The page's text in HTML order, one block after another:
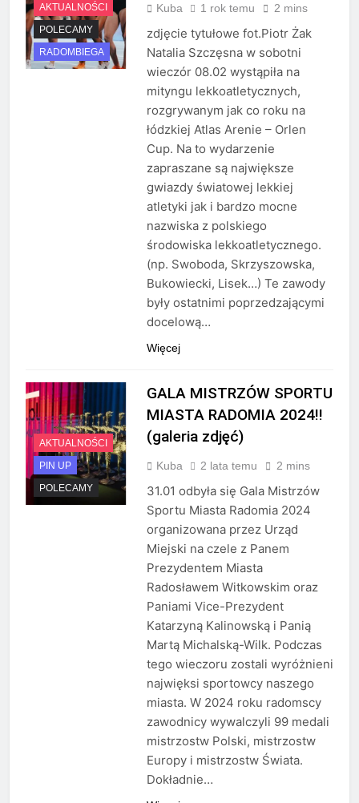
AKTUALNOŚCI
POLECAMY
RADOMBIEGA
Kuba 1 rok temu 2 mins
zdjęcie tytułowe fot.Piotr Żak
Natalia Szczęsna w sobotni
wieczór 08.02 wystąpiła na
mityngu lekkoatletycznych,
rozgrywanym jak co roku na
łódzkiej Atlas Arenie – Orlen
Cup. Na to wydarzenie
zapraszane są największe
gwiazdy światowej lekkiej
atletyki jak i bardzo mocne
nazwiska z polskiego
środowiska lekkoatletycznego.
(np. Swoboda, Skrzyszowska,
Bukowiecki, Lisek…) Te zawody
były ostatnimi poprzedzającymi
docelową…
Więcej
AKTUALNOŚCI
PIN UP
POLECAMY
GALA MISTRZÓW SPORTU
MIASTA RADOMIA 2024!!
(galeria zdjęć)
Kuba 2 lata temu 2 mins
31.01 odbyła się Gala Mistrzów
Sportu Miasta Radomia 2024
organizowana przez Urząd
Miejski na czele z Panem
Prezydentem Miasta
Radosławem Witkowskim oraz
Paniami Vice-Prezydent
Katarzyną Kalinowską i Panią
Martą Michalską-Wilk. Podczas
tego wieczoru zostali wyróżnieni
najwięksi sportowcy naszego
miasta. W 2024 roku radomscy
zawodnicy wywalczyli 99 medali
mistrzostw Polski, mistrzostw
Europy i mistrzostw Świata.
Dokładnie…